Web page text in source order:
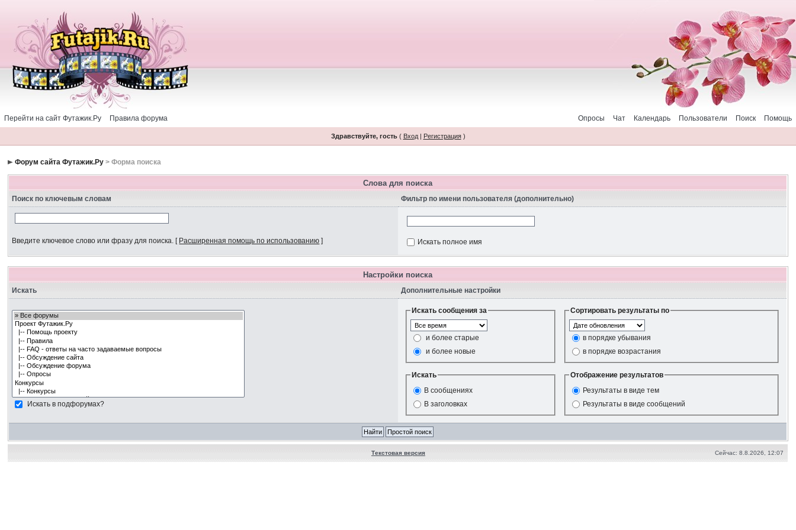
Перейти на сайт Футажик.Ру Правила форума Помощь
Поиск
Пользователи
Календарь
Чат
Опросы
Здравствуйте, гость( Вход| Регистрация)
Форум сайта Футажик.Ру > Форма поиска
Слова для поиска
Поиск по ключевым словам Фильтр по имени пользователя (дополнительно)
Введите ключевое слово или фразу для поиска. [ Расширенная помощь по использованию ] Искать полное имя
Настройки поиска
Искать Дополнительные настройки
Искать в подфорумах?
Искать сообщения за
и более старые
и более новые
Сортировать результаты по
в порядке убывания
в порядке возрастания
Искать
В сообщениях
В заголовках
Отображение результатов
Результаты в виде тем
Результаты в виде сообщений
Текстовая версия Сейчас: 8.8.2026, 12:07